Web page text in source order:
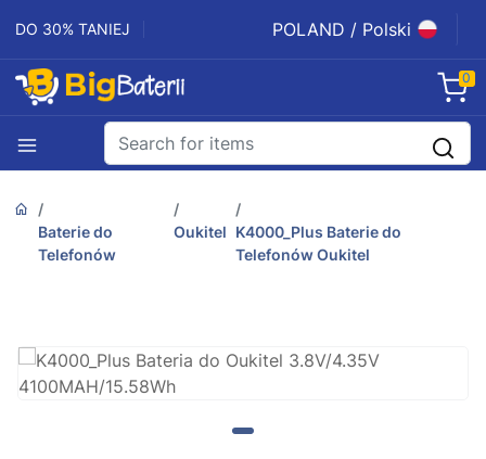
DO 30% TANIEJ POLAND / Polski
0
Baterie do
Telefonów
Oukitel K4000_Plus Baterie do
Telefonów Oukitel